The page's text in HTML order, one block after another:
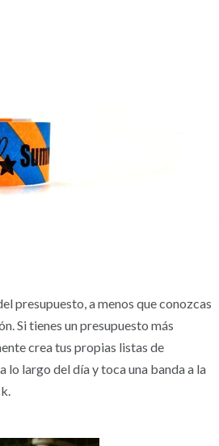
presupuesto, a menos que conozcas
Si tienes un presupuesto más
crea tus propias listas de
lo largo del día y toca una banda a la